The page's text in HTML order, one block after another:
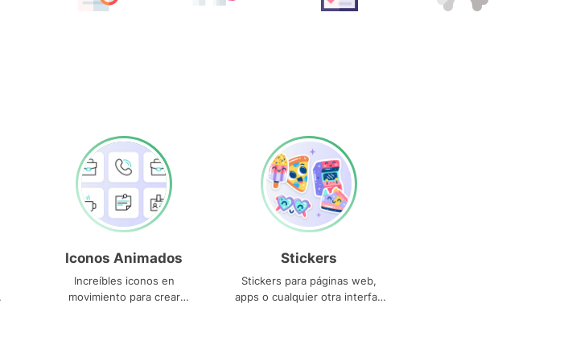
Iconos Animados
Increíbles iconos en
movimiento para crear
Stickers
Stickers para páginas web,
apps o cualquier otra interfaz